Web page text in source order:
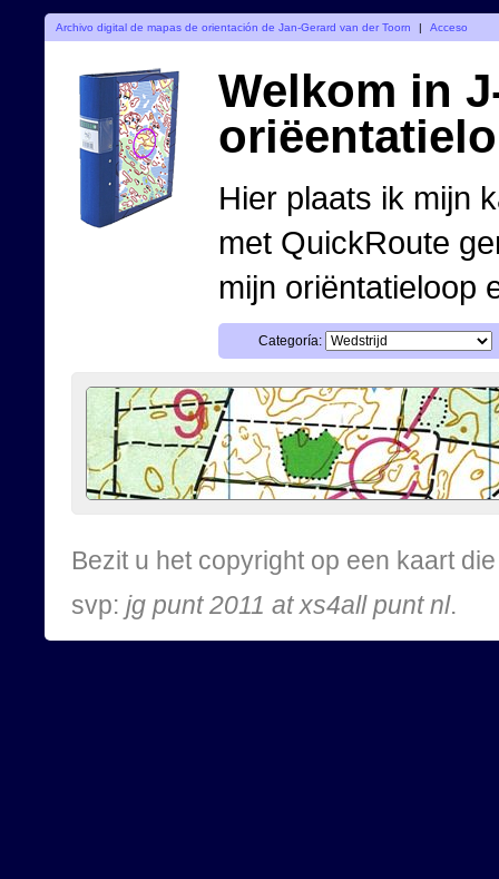
Archivo digital de mapas de orientación de Jan-Gerard van der Toorn | Acceso
Welkom in
Hier plaats ik mijn
met QuickRoute
mijn oriëntatieloop
Categoría:
Bezit u het copyright op een kaart
svp: jg punt 2011 at xs4all punt nl.